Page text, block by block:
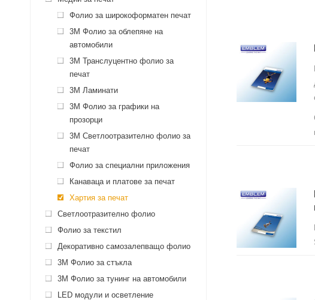
Фолио за широкоформатен печат
3M Фолио за облепяне на
автомобили
3M Транслуцентно фолио за
печат
3M Ламинати
3M Фолио за графики на
прозорци
3M Светлоотразително фолио за
печат
Фолио за специални приложения
Канаваца и платове за печат
Хартия за печат
Светлоотразително фолио
Фолио за текстил
Декоративно самозалепващо фолио
3M Фолио за стъкла
3M Фолио за тунинг на автомобили
LED модули и осветление